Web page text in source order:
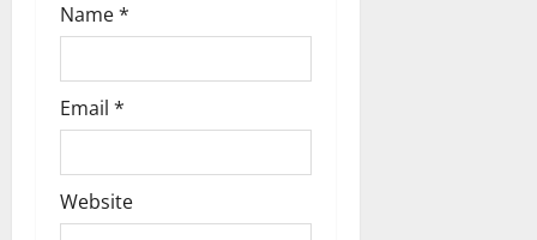
Name*
Email *
Website